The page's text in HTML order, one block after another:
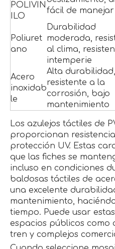
POLIVIN
ILO
fácil de manejar
Poliuret
ano
Durabilidad
moderada,
al clima,
intemperie
Acero
inoxidab
le
Alta durabilidad,
resistente a la
corrosión, bajo
mantenimiento
Los azulejos táctiles de
proporcionan
protección UV. Estas
que las fiches se
incluso en condiciones
baldosas táctiles de
una excelente
mantenimiento,
tiempo. Puede usar estas
espacios públicos como
tren y complejos